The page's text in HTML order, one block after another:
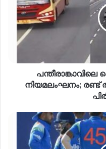
നിയമലംഘനം; രണ്ട്